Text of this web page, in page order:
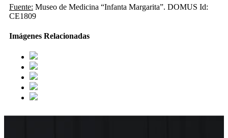
Fuente: Museo de Medicina “Infanta Margarita”. DOMUS Id:
CE1809
Imágenes Relacionadas